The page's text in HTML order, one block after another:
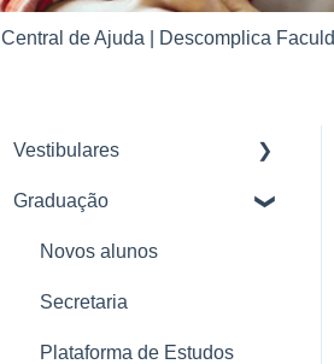
Central de Ajuda | Descomplica
Vestibulares
Planos Descomplica 2026
Pagamento e Renovação
Troca de plano e
Graduação
Novos alunos
Secretaria
Plataforma de Estudos